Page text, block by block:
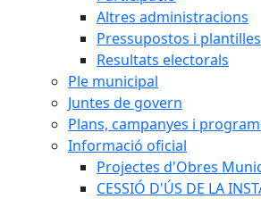
Altres administracions
Pressupostos i plantilles
Resultats electorals
Ple municipal
Juntes de govern
Plans, campanyes i
Informació oficial
Projectes d'Obres
CESSIÓ D'ÚS DE LA